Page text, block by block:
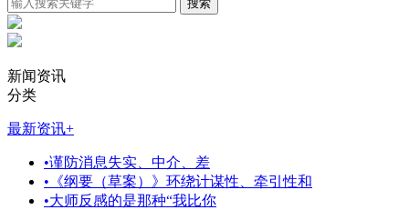
新闻资讯
分类
最新资讯+
•谨防消息失实、中介、差
• 《纲要（草案）》环绕计谋性、牵引性和
•大师反感的是那种“我比你